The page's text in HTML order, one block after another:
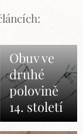
Obuv ve
druhé
polovině
14. století